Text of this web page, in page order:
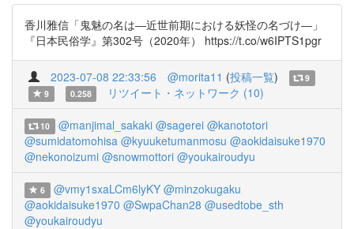
香川雅信「鬼魅の名は―近世前期における妖怪の名づけ―」
『日本民俗学』第302号（2020年） https://t.co/w6IPTS1pgr
2023-07-08 22:33:56 @morita11 (投稿一覧)
9
9
0.258 リツイート・ネットワーク (10)
10 @manjimal_sakaki @sagerei @kanototori
@sumidatomohisa @kyuuketumanmosu @aokidaisuke1970
@nekonoizumi @snowmottori @youkairoudyu
6 @vmy1sxaLCm6lyKY @minzokugaku
@aokidaisuke1970 @SwpaChan28 @usedtobe_sth
@youkairoudyu